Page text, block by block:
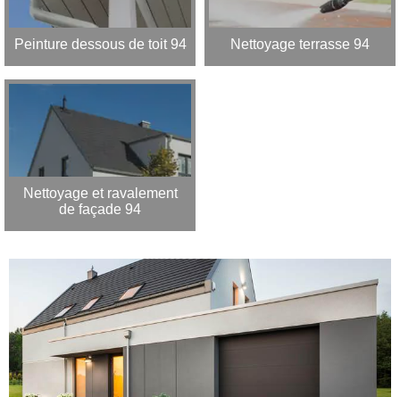
Peinture dessous de toit 94 Nettoyage terrasse 94
Nettoyage et ravalement
de façade 94